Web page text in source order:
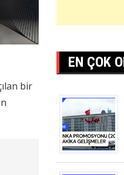
bir
EN ÇOK